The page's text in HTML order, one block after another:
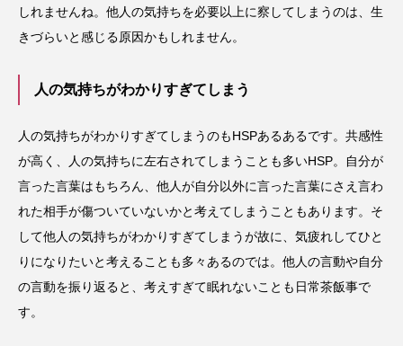
しれませんね。他人の気持ちを必要以上に察してしまうのは、生
きづらいと感じる原因かもしれません。
人の気持ちがわかりすぎてしまう
人の気持ちがわかりすぎてしまうのもHSPあるあるです。共感性
が高く、人の気持ちに左右されてしまうことも多いHSP。自分が
言った言葉はもちろん、他人が自分以外に言った言葉にさえ言わ
れた相手が傷ついていないかと考えてしまうこともあります。そ
して他人の気持ちがわかりすぎてしまうが故に、気疲れしてひと
りになりたいと考えることも多々あるのでは。他人の言動や自分
の言動を振り返ると、考えすぎて眠れないことも日常茶飯事で
す。